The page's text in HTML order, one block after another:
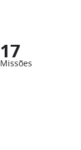
17
Missões